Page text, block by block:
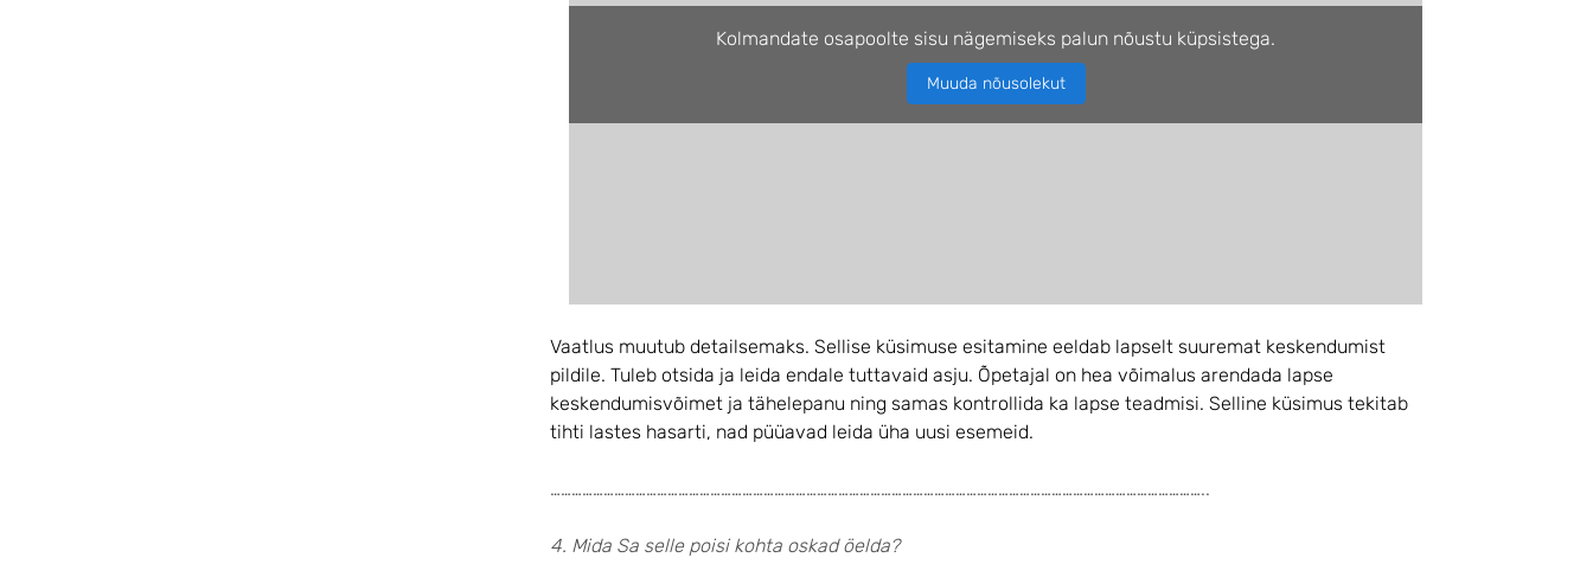
Kolmandate osapoolte sisu nägemiseks palun nõustu küpsistega.
Muuda nõusolekut
Vaatlus muutub detailsemaks. Sellise küsimuse esitamine eeldab lapselt suuremat keskendumist
pildile. Tuleb otsida ja leida endale tuttavaid asju. Õpetajal on hea võimalus arendada lapse
keskendumisvõimet ja tähelepanu ning samas kontrollida ka lapse teadmisi. Selline küsimus tekitab
tihti lastes hasarti, nad püüavad leida üha uusi esemeid.
…………………………………………………………………………………………………………………………………………………………………..
4. Mida Sa selle poisi kohta oskad öelda?